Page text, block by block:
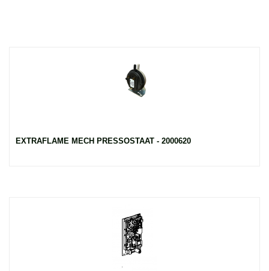
EXTRAFLAME MECH PRESSOSTAAT - 2000620